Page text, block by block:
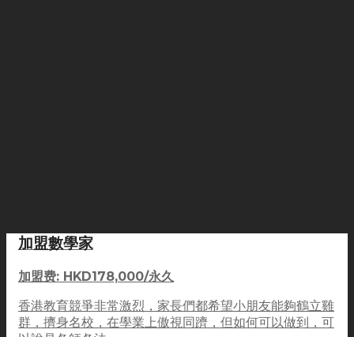
加盟數學家
加盟费: HKD178,000/永久
香港教育競爭非常激烈，家長們都希望小朋友能夠鶴立雞
群，擠身名校，在學業上傲視同躋，但如何可以做到，可